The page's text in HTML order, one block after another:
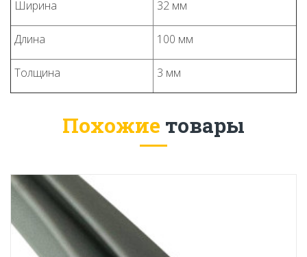
Ширина 32 мм
Длина 100 мм
Толщина 3 мм
Похожие товары